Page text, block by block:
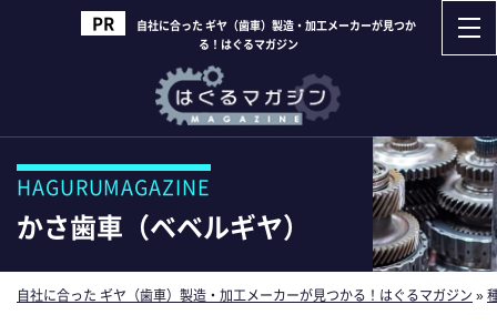
自社に合った ギヤ（歯車）製造・加工メーカーが見つか
る！はぐるマガジン
HAGURUMAGAZINE
かさ歯車（ベベルギヤ）
自社に合った ギヤ（歯車）製造・加工メーカーが見つかる！はぐるマガジン »